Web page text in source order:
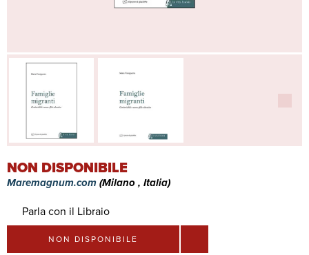
NON DISPONIBILE
Maremagnum.com(Milano , Italia)
Parla con il Libraio
NON DISPONIBILE